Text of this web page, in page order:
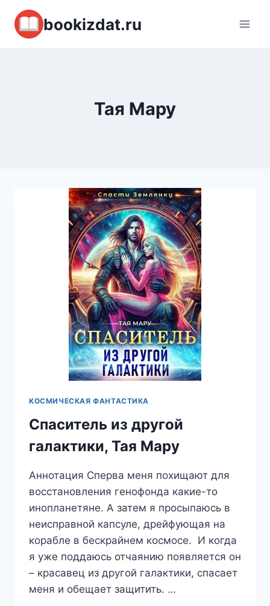
Перейти
содержимому
bookizdat.ru
Тая Мару
КОСМИЧЕСКАЯ ФАНТАСТИКА
Спаситель из другой
галактики, Тая Мару
Аннотация Сперва меня похищают для
восстановления генофонда какие-то
инопланетяне. А затем я просыпаюсь в
неисправной капсуле, дрейфующая на
корабле в бескрайнем космосе. И когда
я уже поддаюсь отчаянию появляется он
– красавец из другой галактики, спасает
меня и обещает защитить. …